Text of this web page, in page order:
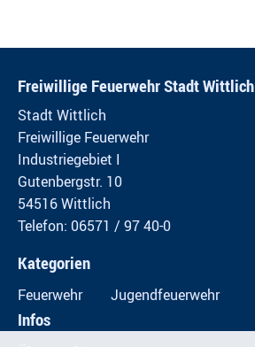
Freiwillige Feuerwehr Stadt Wittlich
Stadt Wittlich
Freiwillige Feuerwehr
Industriegebiet I
Gutenbergstr. 10
54516 Wittlich
Telefon: 06571 / 97 40-0
Kategorien
Feuerwehr Jugendfeuerwehr
Infos